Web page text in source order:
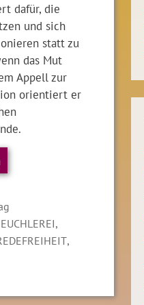
dafür, die
und sich
statt zu
das Mut
Appell zur
orientiert er
,
,